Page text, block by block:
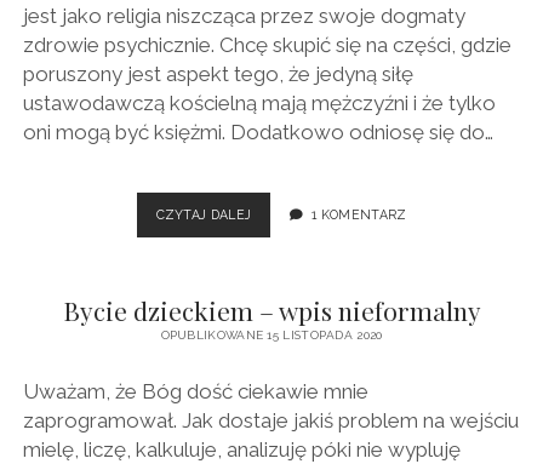
jest jako religia niszcząca przez swoje dogmaty
zdrowie psychicznie. Chcę skupić się na części, gdzie
poruszony jest aspekt tego, że jedyną siłę
ustawodawczą kościelną mają mężczyźni i że tylko
oni mogą być księżmi. Dodatkowo odniosę się do…
CZYTAJ DALEJ POCZUCIE
WŁASNEJ
KOBIETY
I
W
CHRZEŚCIJAŃSTWIE
1 KOMENTARZ
Bycie dzieckiem – wpis nieformalny
OPUBLIKOWANE 15 LISTOPADA 2020
Uważam, że Bóg dość ciekawie mnie
zaprogramował. Jak dostaje jakiś problem na wejściu
mielę, liczę, kalkuluje, analizuję póki nie wypluję